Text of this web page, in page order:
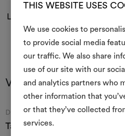
THIS WEBSITE USES
We use cookies to
to provide social media
our traffic. We also share
use of our site with our
and analytics partners who
other information that
or that they’ve collected
services.
Livraison et retour
Vous pourriez aussi
Moodboard
DEDAR
Tatlin 001